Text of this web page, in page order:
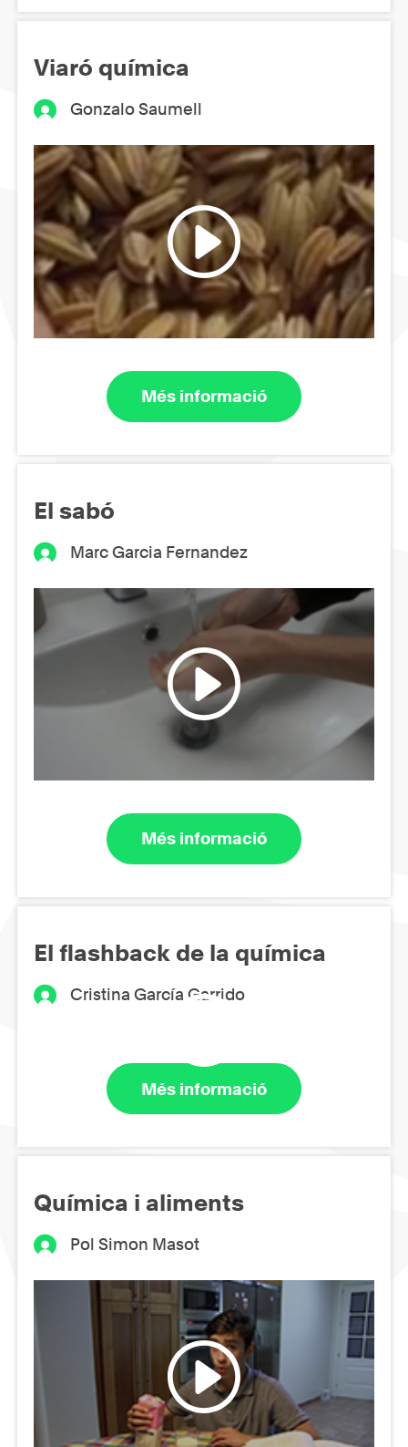
Viaró química
Gonzalo Saumell
Més informació
El sabó
Marc Garcia Fernandez
Més informació
El flashback de la química
Cristina García Garrido
Més informació
Química i aliments
Pol Simon Masot